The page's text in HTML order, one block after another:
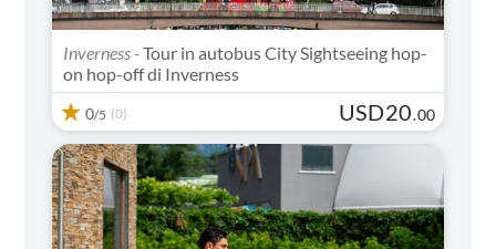
Inverness -Tour in autobus City Sightseeing hop-
on hop-off di Inverness
0/5 (0) USD20.00